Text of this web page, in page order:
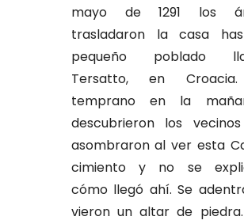
mayo de 1291 los
trasladaron la casa
pequeño poblado
Tersatto, en
temprano en la
descubrieron los
asombraron al ver esta
cimiento y no se
cómo llegó ahí. Se
vieron un altar de